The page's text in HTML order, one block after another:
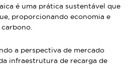
é uma prática sustentável que
proporcionando economia e
a perspectiva de mercado
infraestrutura de recarga de